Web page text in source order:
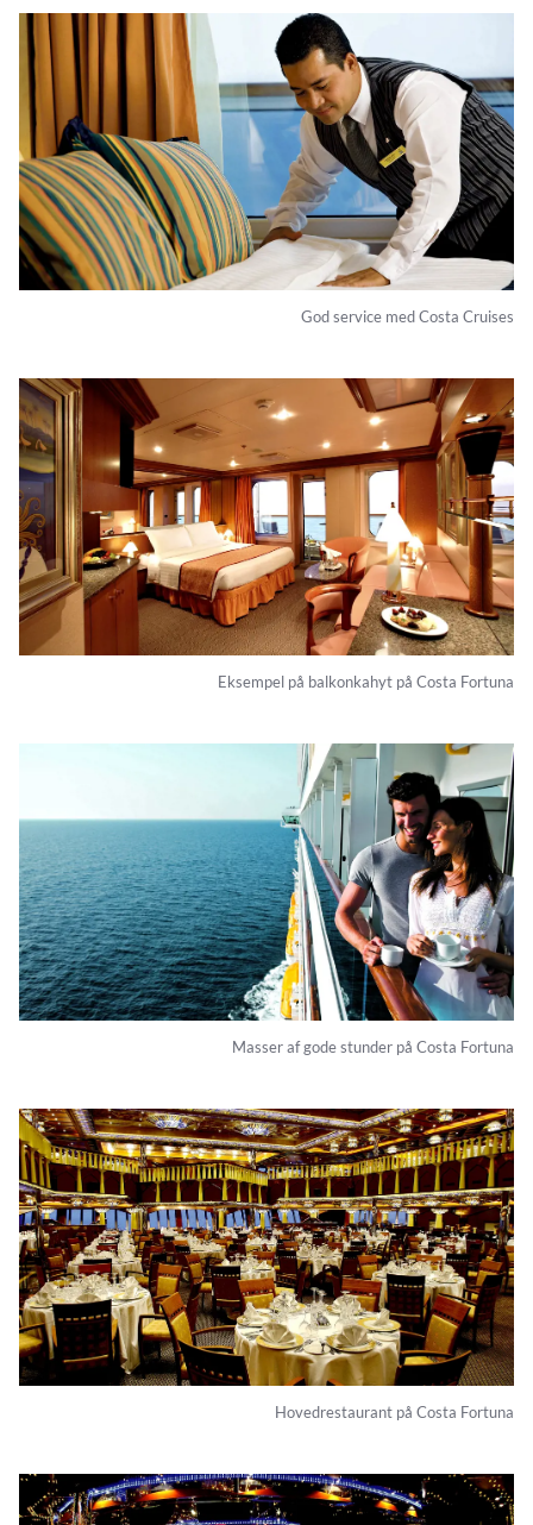
God service med Costa Cruises
Eksempel på balkonkahyt på Costa Fortuna
Masser af gode stunder på Costa Fortuna
Hovedrestaurant på Costa Fortuna